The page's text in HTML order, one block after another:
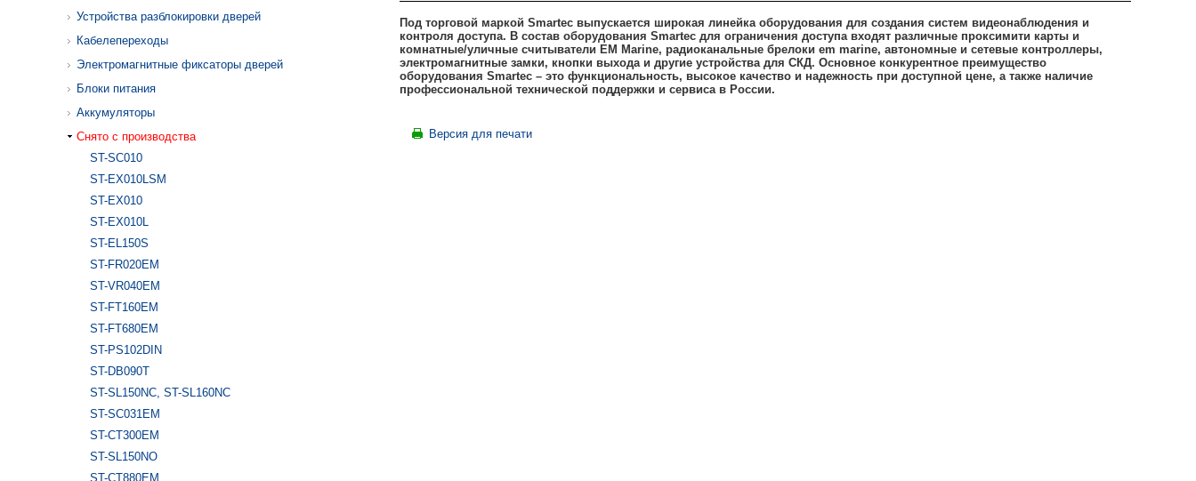
Устройства разблокировки дверей
Кабелепереходы
Электромагнитные фиксаторы дверей
Блоки питания
Аккумуляторы
Снято с производства
ST-SC010
ST-EX010LSM
ST-EX010
ST-EX010L
ST-EL150S
ST-FR020EM
ST-VR040EM
ST-FT160EM
ST-FT680EM
ST-PS102DIN
ST-DB090T
ST-SL150NC, ST-SL160NC
ST-SC031EM
ST-CT300EM
ST-SL150NO
ST-CT880EM
Под торговой маркой Smartec выпускается широкая линейка оборудования для создания систем видеонаблюдения и
контроля доступа. В состав оборудования Smartec для ограничения доступа входят различные проксимити карты и
комнатные/уличные считыватели EM Marine, радиоканальные брелоки em marine, автономные и сетевые контроллеры,
электромагнитные замки, кнопки выхода и другие устройства для СКД. Основное конкурентное преимущество
оборудования Smartec – это функциональность, высокое качество и надежность при доступной цене, а также наличие
профессиональной технической поддержки и сервиса в России.
Версия для печати